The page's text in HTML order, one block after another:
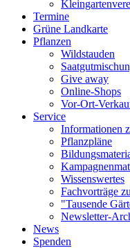
Termine
Grüne Landkarte
Pflanzen
Wildstauden
Give away
Online-Shops
Vor-Ort-
Service
Informationen
Pflanzpläne
Wissenswertes
Fachvorträge
"Tausende
Newsletter-
News
Spenden